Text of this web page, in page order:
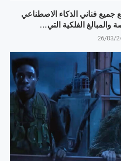
جميع فناني الذكاء الاصطناعي
والمبالغ الفلكية التي...
26/03/